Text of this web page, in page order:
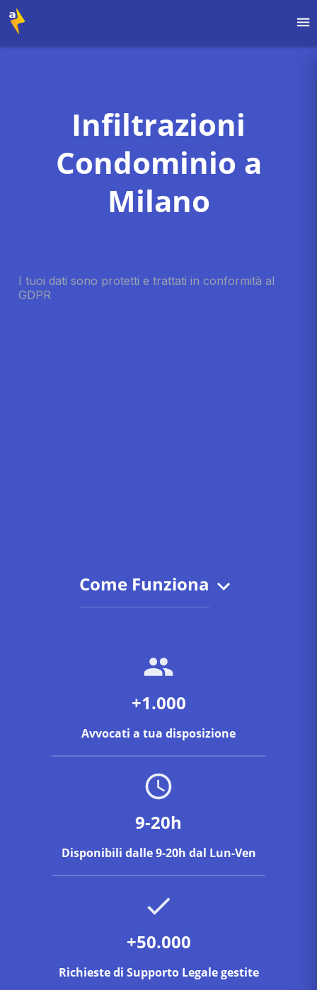
Infiltrazioni
Condominio a
Milano
Come Funziona
+1.000
Avvocati a tua disposizione
9-20h
Disponibili dalle 9-20h dal Lun-Ven
+50.000
Richieste di Supporto Legale gestite